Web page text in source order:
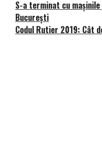
S-a terminat cu
București
Codul Rutier 2019: Cât